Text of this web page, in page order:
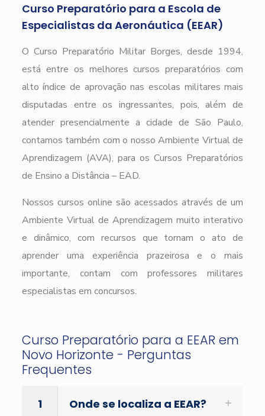
Curso Preparatório para a Escola de
Especialistas da Aeronáutica (EEAR)
O Curso Preparatório Militar Borges, desde 1994,
está entre os melhores cursos preparatórios com
alto índice de aprovação nas escolas militares mais
disputadas entre os ingressantes, pois, além de
atender presencialmente a cidade de São Paulo,
contamos também com o nosso Ambiente Virtual de
Aprendizagem (AVA), para os Cursos Preparatórios
de Ensino a Distância – EAD.
Nossos cursos online são acessados através de um
Ambiente Virtual de Aprendizagem muito interativo
e dinâmico, com recursos que tornam o ato de
aprender uma experiência prazeirosa e o mais
importante, contam com professores militares
especialistas em concursos.
Curso Preparatório para a EEAR em
Novo Horizonte - Perguntas
Frequentes
1 Onde se localiza a EEAR?